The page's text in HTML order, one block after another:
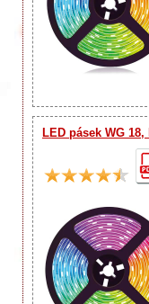
LED pásek WG